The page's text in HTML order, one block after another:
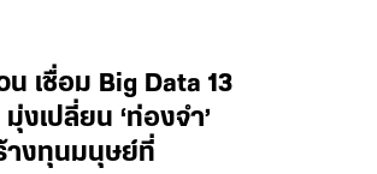
เชื่อม Big Data 13
เปลี่ยน ‘ท่องจำ’
างทุนมนุษย์ที่